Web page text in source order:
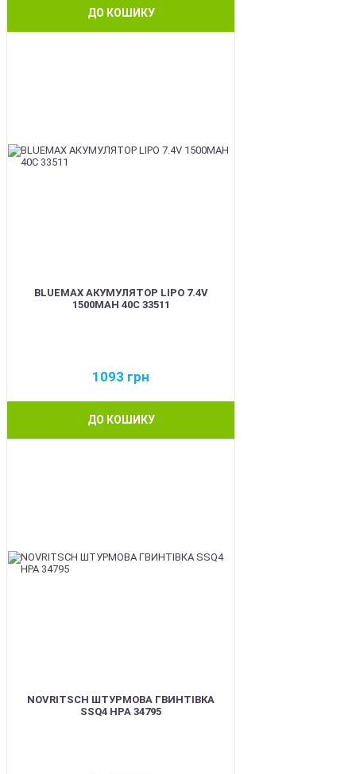
ДО КОШИКУ
BLUEMAX АКУМУЛЯТОР LIPO 7.4V
1500MAH 40C 33511
1093 грн
ДО КОШИКУ
NOVRITSCH ШТУРМОВА ГВИНТІВКА
SSQ4 HPA 34795